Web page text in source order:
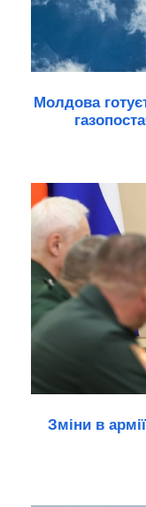
Молдова
Зміни в